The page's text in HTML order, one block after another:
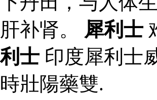
肝补肾。 犀利士
利士 印度犀利士
時壯陽藥雙.